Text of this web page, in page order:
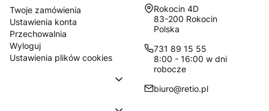
Twoje zamówienia
Ustawienia konta
Przechowalnia
Wyloguj
Ustawienia plików cookies
Adres:
Rokocin 4D
83-200 Rokocin
Polska
731 89 15 55
8:00 - 16:00 w dni
robocze
biuro@retio.pl